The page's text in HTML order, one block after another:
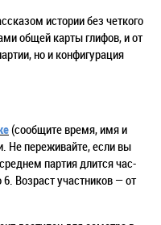
истории без четкого
общей карты глифов, и от
но и конфигурация
(сообщите время, имя и
Не переживайте, если вы
партия длится час-
Возраст участников — от